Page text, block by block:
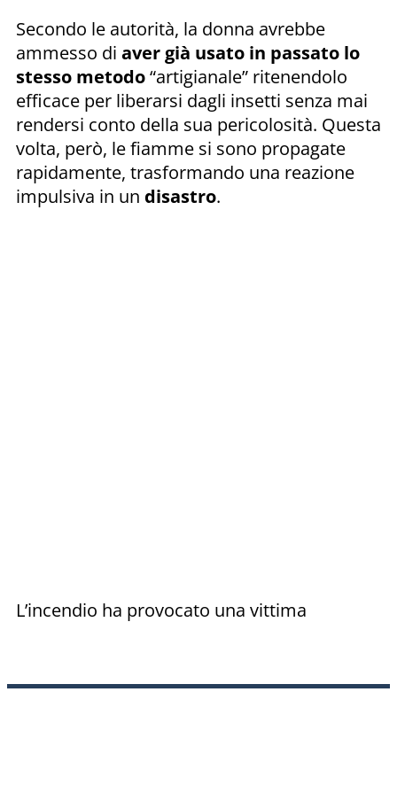
Secondo le autorità, la donna avrebbe
ammesso di aver già usato in passato lo
stesso metodo“artigianale” ritenendolo
efficace per liberarsi dagli insetti senza mai
rendersi conto della sua pericolosità. Questa
volta, però, le fiamme si sono propagate
rapidamente, trasformando una reazione
impulsiva in un disastro.
L’incendio ha provocato una vittima